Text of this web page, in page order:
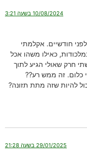
10/08/2024 בשעה 3:21
חודשיים. אקלמתי
כאילו משהו אכל
חרק שאולי הגיע לתוך
כלום. זה ממש רע??
להיות שזה מתת תזונה?
29/01/2025 בשעה 21:28